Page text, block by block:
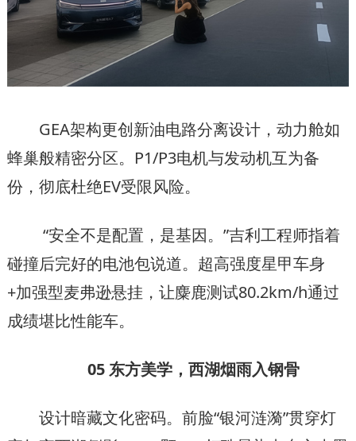
GEA架构更创新油电路分离设计，动力舱如
蜂巢般精密分区。P1/P3电机与发动机互为备
份，彻底杜绝EV受限风险。
“安全不是配置，是基因。”吉利工程师指着
碰撞后完好的电池包说道。超高强度星甲车身
+加强型麦弗逊悬挂，让麋鹿测试80.2km/h通过
成绩堪比性能车。
05 东方美学，西湖烟雨入钢骨
设计暗藏文化密码。前脸“银河涟漪”贯穿灯